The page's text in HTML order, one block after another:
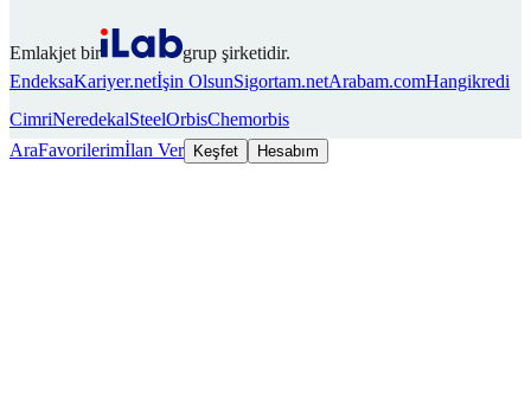
Emlakjet bir
grup şirketidir.
EndeksaKariyer.netİşin OlsunSigortam.netArabam.comHangikredi
CimriNeredekalSteelOrbisChemorbis
AraFavorilerimİlan Ver Keşfet Hesabım